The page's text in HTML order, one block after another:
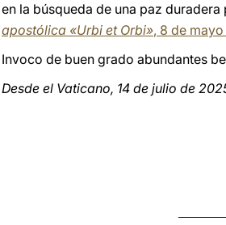
en la búsqueda de una paz
apostólica «Urbi et Orbi», 8 de
Invoco de buen grado abundantes
Desde el Vaticano, 14 de julio de